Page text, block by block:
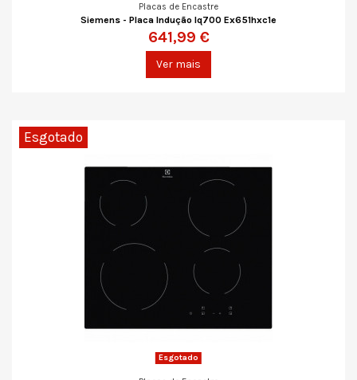
Placas de Encastre
Siemens - Placa Indução Iq700 Ex651hxc1e
641,99 €
Ver mais
Esgotado
Esgotado